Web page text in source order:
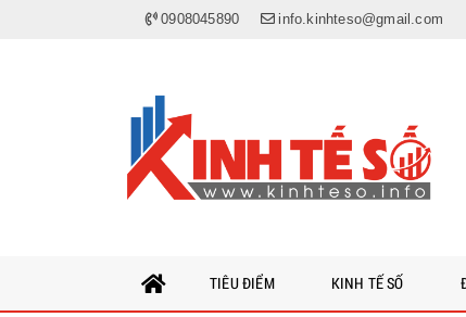
0908045890 info.kinhteso@gmail.com
TIÊU ĐIỂM KINH TẾ SỐ